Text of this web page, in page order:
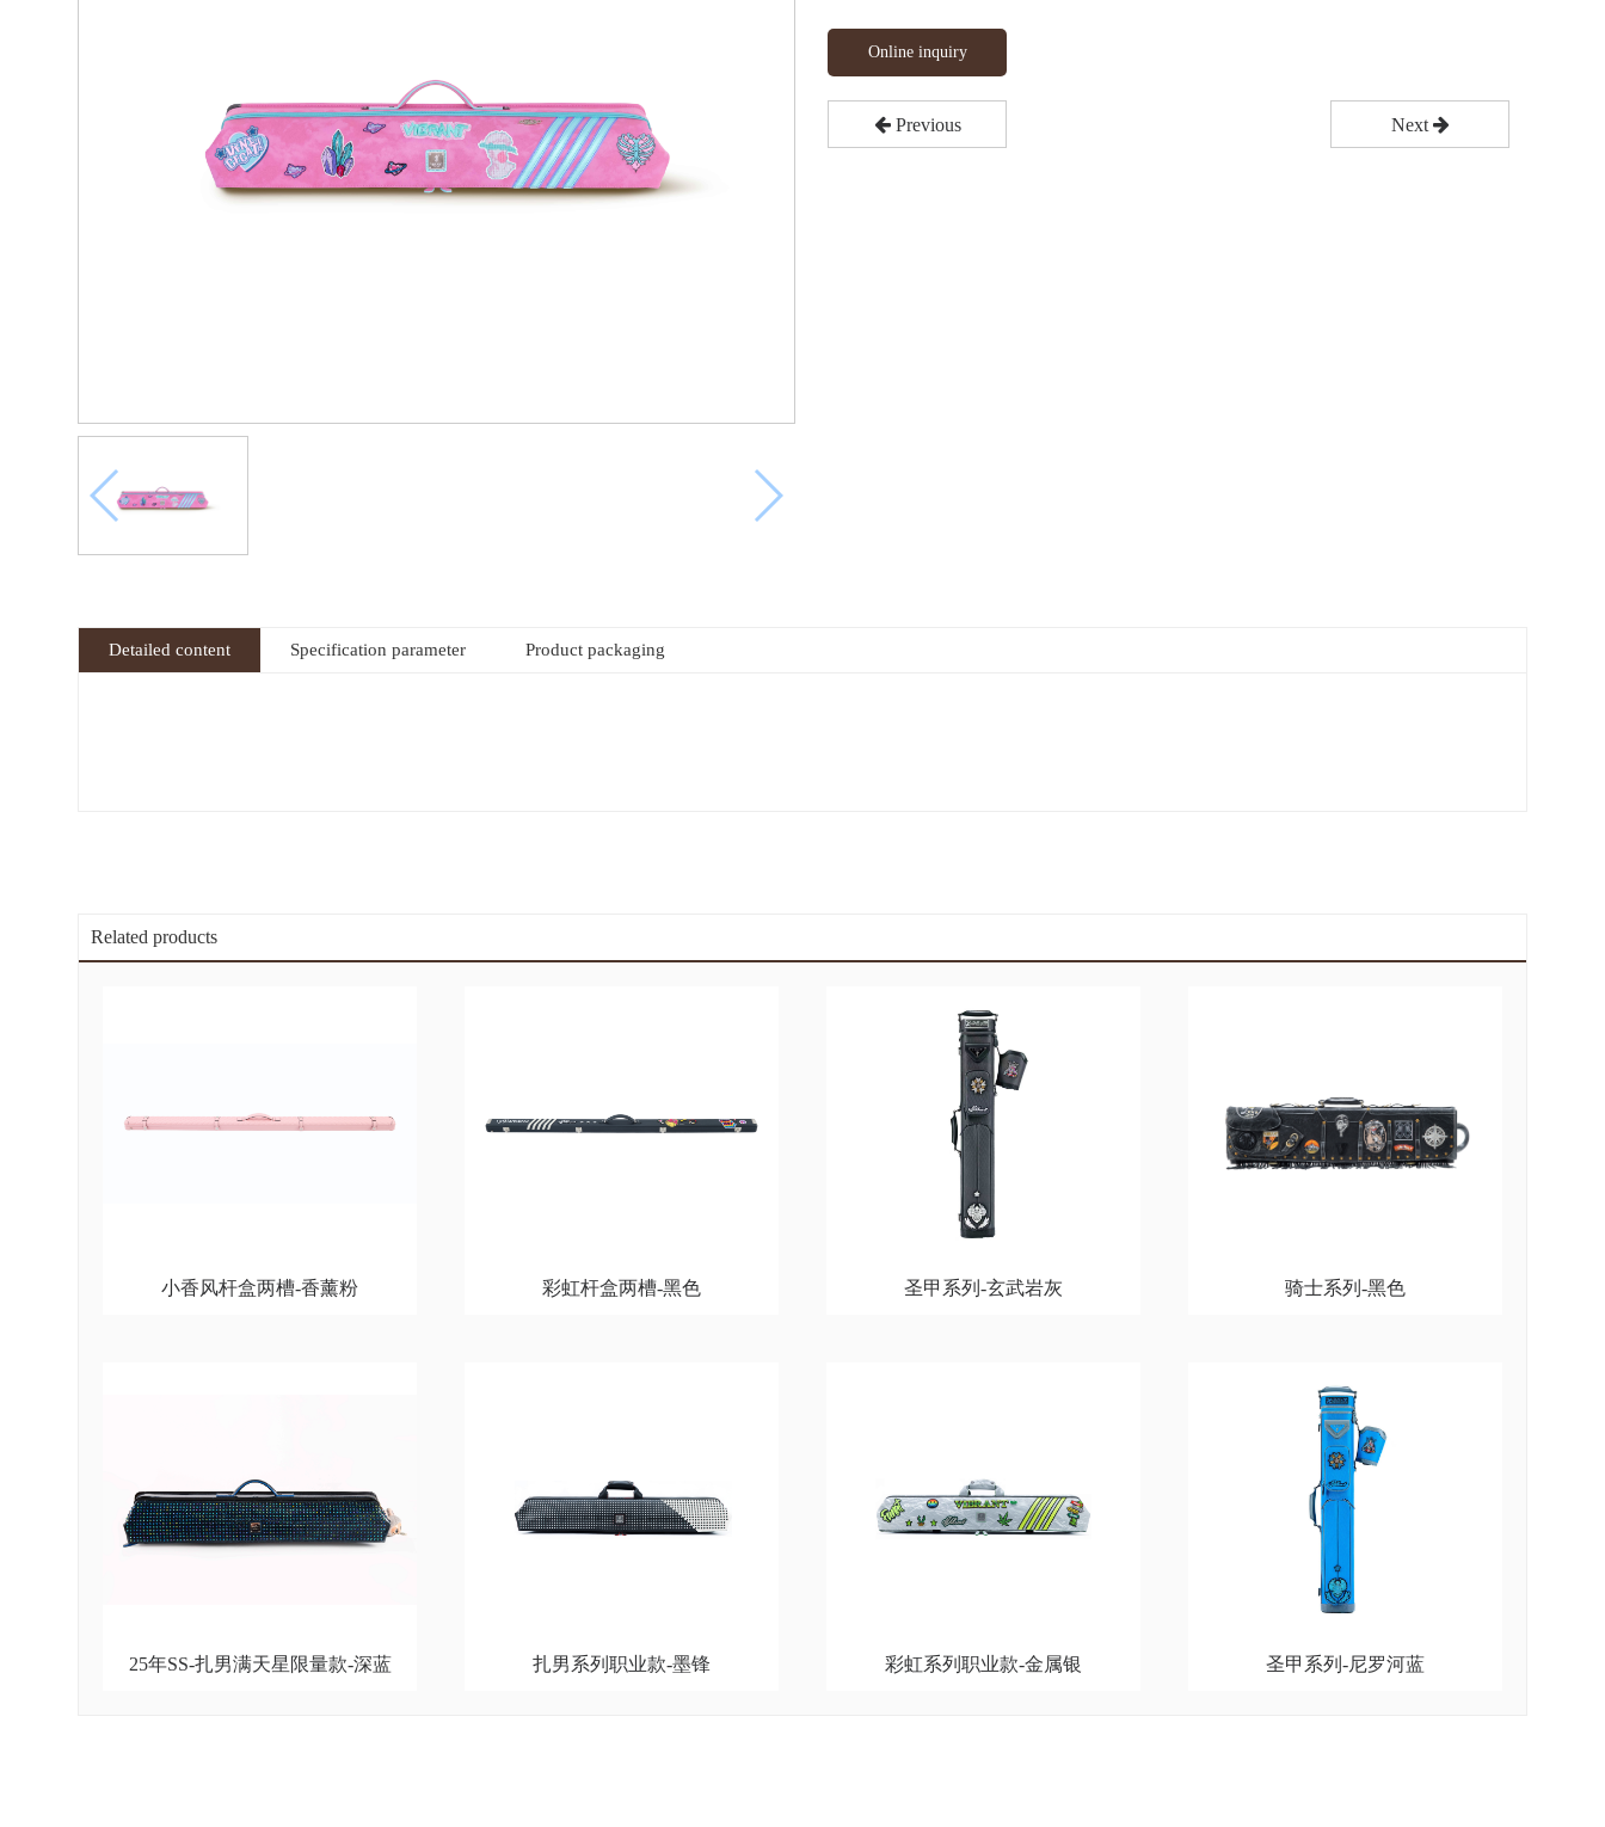
Online inquiry
Previous Next
Detailed content Specification parameter Product packaging
Related products
小香风杆盒两槽-香薰粉 彩虹杆盒两槽-黑色 圣甲系列-玄武岩灰 骑士系列-黑色
25年SS-扎男满天星限量款-深蓝 扎男系列职业款-墨锋 彩虹系列职业款-金属银 圣甲系列-尼罗河蓝